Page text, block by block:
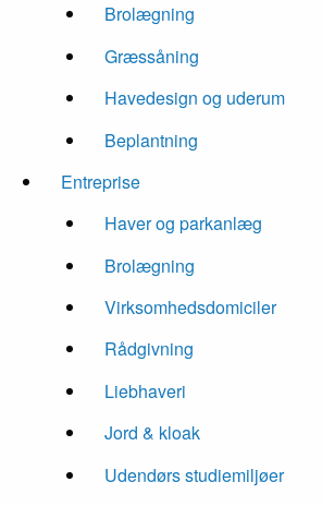
Brolægning
Græssåning
Havedesign og uderum
Beplantning
Entreprise
Haver og parkanlæg
Brolægning
Virksomhedsdomiciler
Rådgivning
Liebhaveri
Jord & kloak
Udendørs studiemiljøer